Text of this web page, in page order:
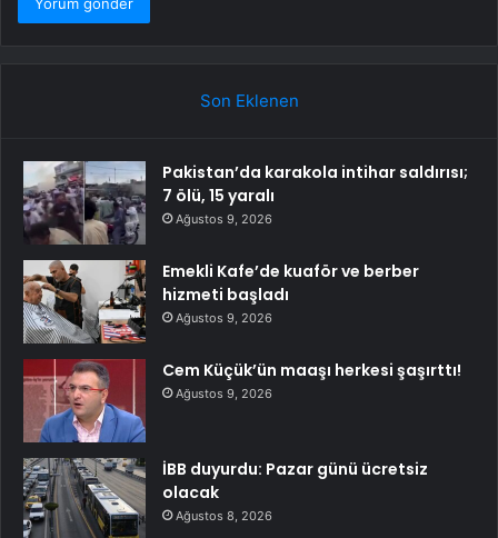
Son Eklenen
Pakistan’da karakola intihar saldırısı;
7 ölü, 15 yaralı
Ağustos 9, 2026
Emekli Kafe’de kuaför ve berber
hizmeti başladı
Ağustos 9, 2026
Cem Küçük’ün maaşı herkesi şaşırttı!
Ağustos 9, 2026
İBB duyurdu: Pazar günü ücretsiz
olacak
Ağustos 8, 2026